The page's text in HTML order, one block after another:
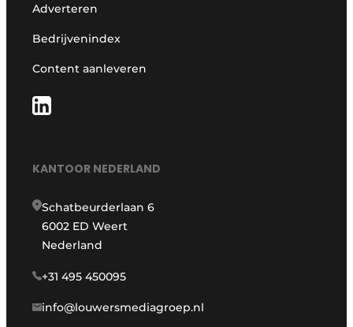
Adverteren
Bedrijvenindex
Content aanleveren
KANTOOR NEDERLAND
Schatbeurderlaan 6
6002 ED Weert
Nederland
+31 495 450095
info@louwersmediagroep.nl